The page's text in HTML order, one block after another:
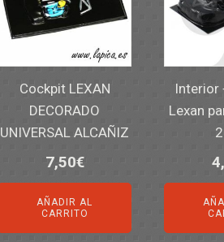
Cockpit LEXAN
DECORADO
UNIVERSAL ALCAÑIZ
7,50€
AÑADIR AL
CARRITO
Interior
Lexan